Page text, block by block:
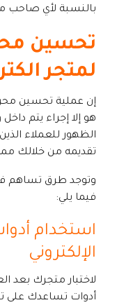
بالنسبة لأي صاحب
تحسين
لمتجر
إن عملية تحسين
هو إلا إجراء يتم
الظهور للعملاء
تقديمه من خلالك
وتوجد طرق تساهم
فيما يلي:
استخدام
الإلكتروني
لاختبار متجرك بعد
أدوات تساعدك على